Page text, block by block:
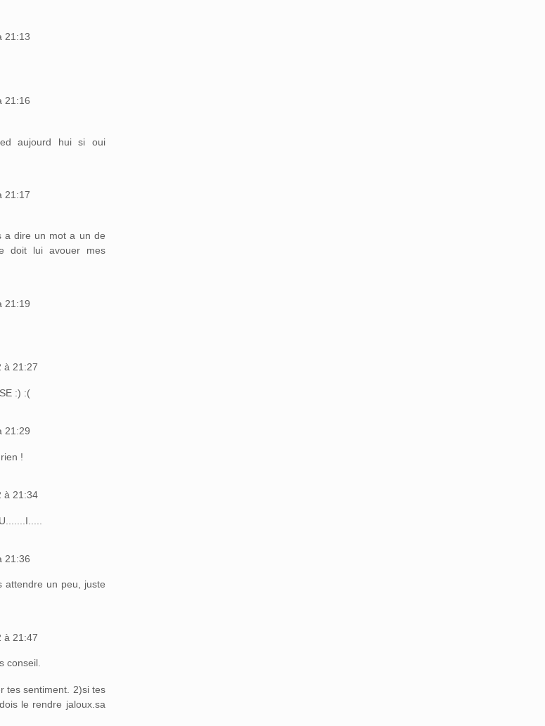
21:13
21:16
aujourd hui si oui
21:17
a dire un mot a un de
doit lui avouer mes
21:19
à 21:27
:) :(
21:29
!
à 21:34
21:36
attendre un peu, juste
à 21:47
conseil.
tes sentiment. 2)si tes
le rendre jaloux.sa